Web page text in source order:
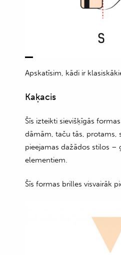
Apskatīsim, kādi ir
Kaķacis
Šīs izteikti sievišķīgās
dāmām, taču tās, protams,
pieejamas dažādos stilos –
elementiem.
Šīs formas brilles visvairāk